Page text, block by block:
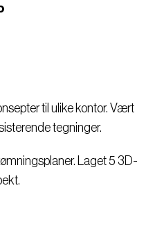
til ulike kontor. Vært
tegninger.
Laget 5 3D-